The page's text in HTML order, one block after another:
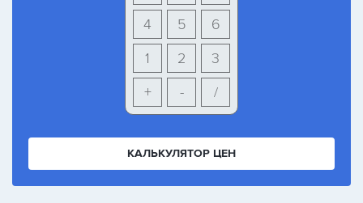
6
5
4
3
2
1
+
- /
КАЛЬКУЛЯТОР ЦЕН